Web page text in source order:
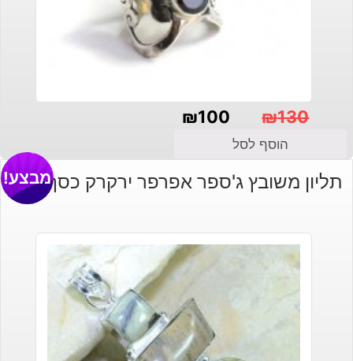
₪130
המקורי
היה:
₪100
הנוכחי
הוא:
הוסף לסל
תליון משובץ ג'ספר אפרפר ירקרק כסף 925מבצע!